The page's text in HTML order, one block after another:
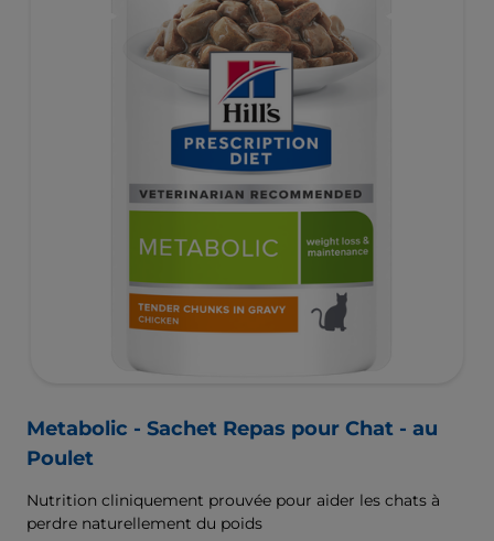
Metabolic - Sachet Repas pour Chat - au
Poulet
Nutrition cliniquement prouvée pour aider les chats à
perdre naturellement du poids